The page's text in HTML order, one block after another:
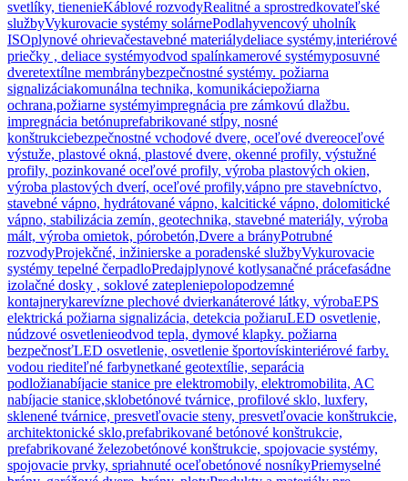
svetlíky, tienenieKáblové rozvodyRealitné a sprostredkovateľské
službyVykurovacie systémy solárnePodlahyvencový uholník
ISOplynové ohrievačestavebné materiálydeliace systémy,interiérové
priečky , deliace systémyodvod spalínkamerové systémyposuvné
dveretextílne membránybezpečnostné systémy. požiarna
signalizáciakomunálna technika, komunikáciepožiarna
ochrana,požiarne systémyimpregnácia pre zámkovú dlažbu.
impregnácia betónuprefabrikované stĺpy, nosné
konštrukciebezpečnostné vchodové dvere, oceľové dvereoceľové
výstuže, plastové okná, plastové dvere, okenné profily, výstužné
profily, pozinkované oceľové profily, výroba plastových okien,
výroba plastových dverí, oceľové profily,vápno pre stavebníctvo,
stavebné vápno, hydrátované vápno, kalcitické vápno, dolomitické
vápno, stabilizácia zemín, geotechnika, stavebné materiály, výroba
mált, výroba omietok, pórobetón,Dvere a brányPotrubné
rozvodyProjekčné, inžinierske a poradenské službyVykurovacie
systémy tepelné čerpadloPredajplynové kotlysanačné prácefasádne
izolačné dosky , soklové zatepleniepolopodzemné
kontajnerykarevízne plechové dvierkanáterové látky, výrobaEPS
elektrická požiarna signalizácia, detekcia požiaruLED osvetlenie,
núdzové osvetlenieodvod tepla, dymové klapky. požiarna
bezpečnosťLED osvetlenie, osvetlenie športovískinteriérové farby.
vodou riediteľné farbynetkané geotextílie, separácia
podložianabíjacie stanice pre elektromobily, elektromobilita, AC
nabíjacie stanice,sklobetónové tvárnice, profilové sklo, luxfery,
sklenené tvárnice, presvetľovacie steny, presvetľovacie konštrukcie,
architektonické sklo,prefabrikované betónové konštrukcie,
prefabrikované železobetónové konštrukcie, spojovacie systémy,
spojovacie prvky, spriahnuté oceľobetónové nosníkyPriemyselné